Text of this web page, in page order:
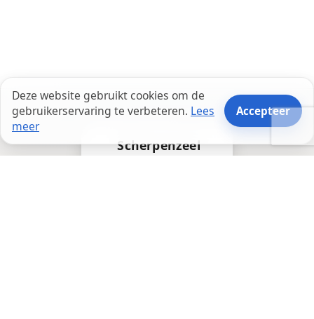
Scherpenzeel
Deze website gebruikt cookies om de
gebruikerservaring te verbeteren. Lees
meer
Accepteer